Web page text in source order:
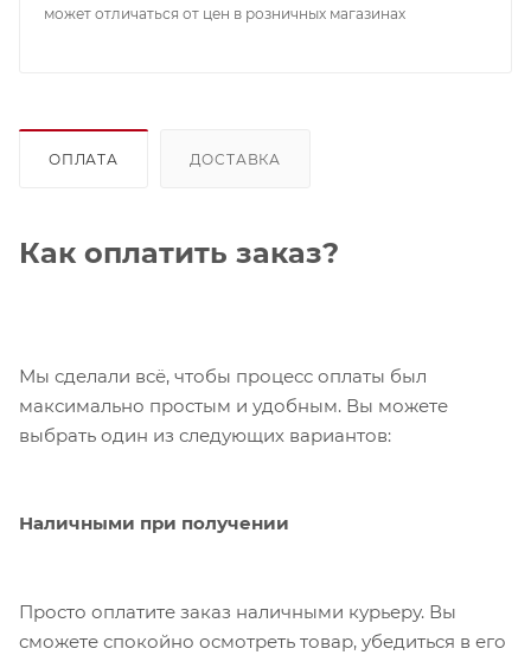
может отличаться от цен в розничных магазинах
ОПЛАТА ДОСТАВКА
Как оплатить заказ?
Мы сделали всё, чтобы процесс оплаты был
максимально простым и удобным. Вы можете
выбрать один из следующих вариантов:
Наличными при получении
Просто оплатите заказ наличными курьеру. Вы
сможете спокойно осмотреть товар, убедиться в его